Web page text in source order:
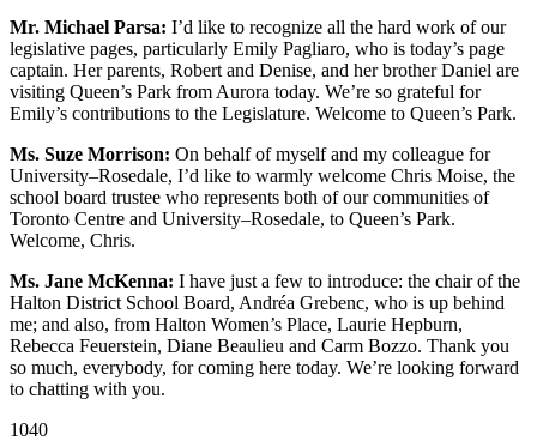
Mr. Michael Parsa: I’d like to recognize all the hard work of our
legislative pages, particularly Emily Pagliaro, who is today’s page
captain. Her parents, Robert and Denise, and her brother Daniel are
visiting Queen’s Park from Aurora today. We’re so grateful for
Emily’s contributions to the Legislature. Welcome to Queen’s Park.
Ms. Suze Morrison: On behalf of myself and my colleague for
University–Rosedale, I’d like to warmly welcome Chris Moise, the
school board trustee who represents both of our communities of
Toronto Centre and University–Rosedale, to Queen’s Park.
Welcome, Chris.
Ms. Jane McKenna: I have just a few to introduce: the chair of the
Halton District School Board, Andréa Grebenc, who is up behind
me; and also, from Halton Women’s Place, Laurie Hepburn,
Rebecca Feuerstein, Diane Beaulieu and Carm Bozzo. Thank you
so much, everybody, for coming here today. We’re looking forward
to chatting with you.
1040